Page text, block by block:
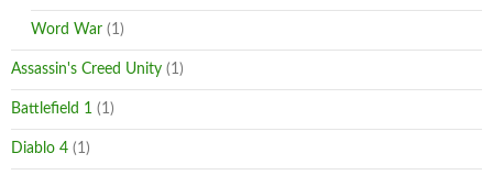
Word War (1)
Assassin's Creed Unity (1)
Battlefield 1 (1)
Diablo 4 (1)